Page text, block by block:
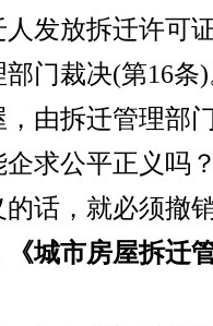
发放拆迁许可
部门裁决(第16
由拆迁管理部
求公平正义吗
话，就必须撤
《城市房屋拆迁